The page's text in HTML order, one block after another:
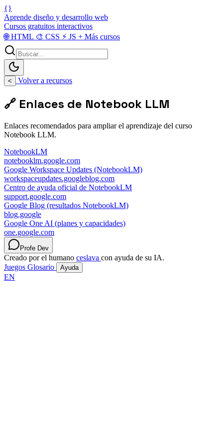
{}
Aprende diseño y desarrollo web
Cursos gratuitos interactivos
🌐HTML 🎨 CSS ⚡ JS + Más cursos
< Volver a recursos
🔗 Enlaces de Notebook LLM
Enlaces recomendados para ampliar el aprendizaje del curso
Notebook LLM.
NotebookLM
notebooklm.google.com
Google Workspace Updates (NotebookLM)
workspaceupdates.googleblog.com
Centro de ayuda oficial de NotebookLM
support.google.com
Google Blog (resultados NotebookLM)
blog.google
Google One AI (planes y capacidades)
one.google.com
Profe Dev
Creado por el humano ceslava con ayuda de su IA.
Juegos Glosario Ayuda
EN